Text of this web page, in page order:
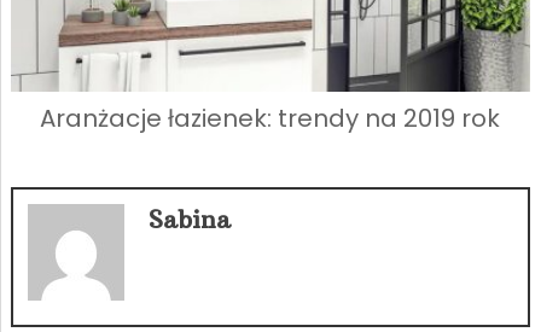
Aranżacje łazienek: trendy na 2019 rok
Sabina